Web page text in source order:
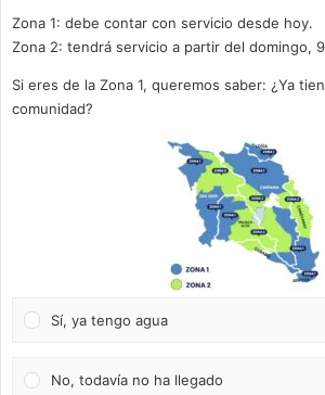
Zona 1: debe contar con servicio desde hoy.
Zona 2: tendrá servicio a partir del domingo,
Si eres de la Zona 1, queremos saber: ¿Ya
comunidad?
Sí, ya tengo agua
No, todavía no ha llegado